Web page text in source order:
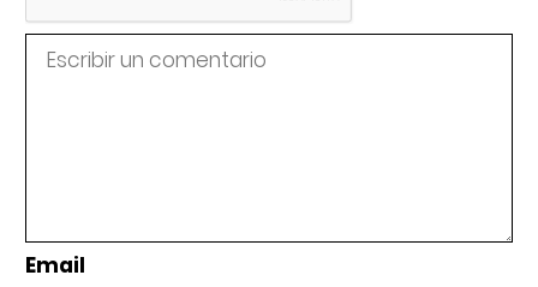
Email